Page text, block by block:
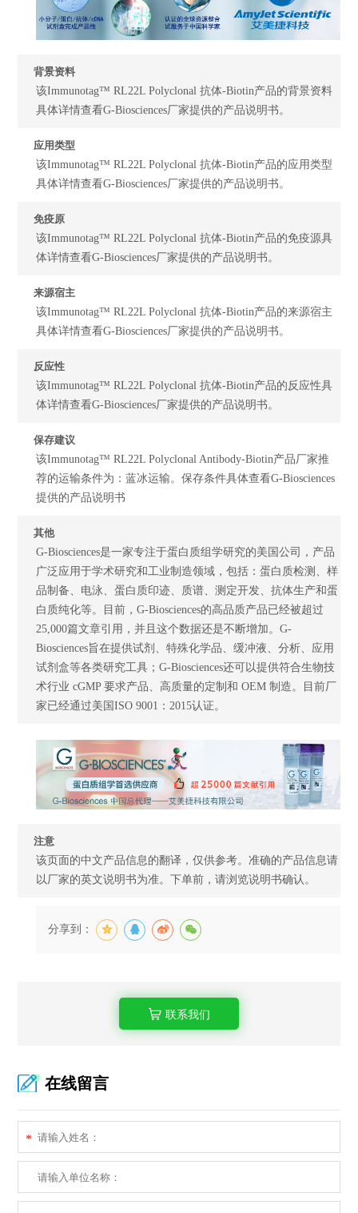
背景资料
该Immunotag™ RL22L Polyclonal 抗体-Biotin产品的背景资料
具体详情查看G-Biosciences厂家提供的产品说明书。
应用类型
该Immunotag™ RL22L Polyclonal 抗体-Biotin产品的应用类型
具体详情查看G-Biosciences厂家提供的产品说明书。
免疫原
该Immunotag™ RL22L Polyclonal 抗体-Biotin产品的免疫源具
体详情查看G-Biosciences厂家提供的产品说明书。
来源宿主
该Immunotag™ RL22L Polyclonal 抗体-Biotin产品的来源宿主
具体详情查看G-Biosciences厂家提供的产品说明书。
反应性
该Immunotag™ RL22L Polyclonal 抗体-Biotin产品的反应性具
体详情查看G-Biosciences厂家提供的产品说明书。
保存建议
该Immunotag™ RL22L Polyclonal Antibody-Biotin产品厂家推
荐的运输条件为：蓝冰运输。保存条件具体查看G-Biosciences
提供的产品说明书
其他
G-Biosciences是一家专注于蛋白质组学研究的美国公司，产品
广泛应用于学术研究和工业制造领域，包括：蛋白质检测、样
品制备、电泳、蛋白质印迹、质谱、测定开发、抗体生产和蛋
白质纯化等。目前，G-Biosciences的高品质产品已经被超过
25,000篇文章引用，并且这个数据还是不断增加。G-
Biosciences旨在提供试剂、特殊化学品、缓冲液、分析、应用
试剂盒等各类研究工具；G-Biosciences还可以提供符合生物技
术行业 cGMP 要求产品、高质量的定制和 OEM 制造。目前厂
家已经通过美国ISO 9001：2015认证。
注意
该页面的中文产品信息的翻译，仅供参考。准确的产品信息请
以厂家的英文说明书为准。下单前，请浏览说明书确认。
分享到：
联系我们
在线留言
*